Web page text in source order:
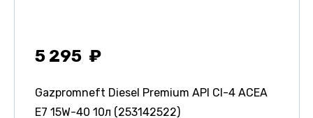
5 295
Gazpromneft Diesel Premium API CI-4 ACEA
E7 15W-40 10л (253142522)